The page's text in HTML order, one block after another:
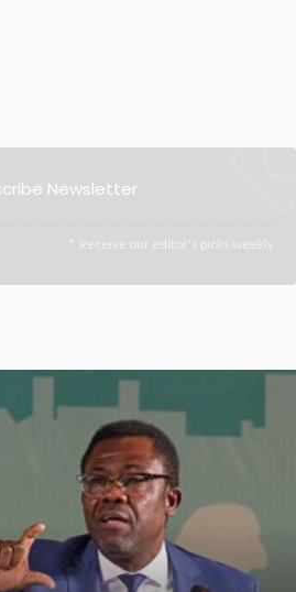
Newsletter
Receive our editor's picks weekly